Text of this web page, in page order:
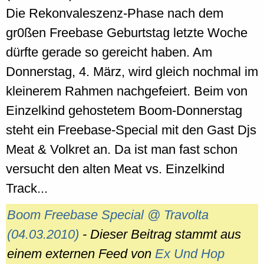
Die Rekonvaleszenz-Phase nach dem
gr0ßen Freebase Geburtstag letzte Woche
dürfte gerade so gereicht haben. Am
Donnerstag, 4. März, wird gleich nochmal im
kleinerem Rahmen nachgefeiert. Beim von
Einzelkind gehostetem Boom-Donnerstag
steht ein Freebase-Special mit den Gast Djs
Meat & Volkret an. Da ist man fast schon
versucht den alten Meat vs. Einzelkind
Track...
Boom Freebase Special @ Travolta
(04.03.2010) - Dieser Beitrag stammt aus
einem externen Feed von Ex Und Hop